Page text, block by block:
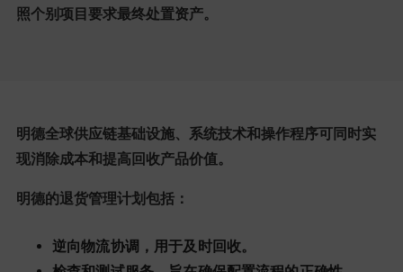
照个别项目要求最终处置资产。
明德全球供应链基础设施、系统技术和操作程序可同时实
现消除成本和提高回收产品价值。
明德的退货管理计划包括：
逆向物流协调，用于及时回收。